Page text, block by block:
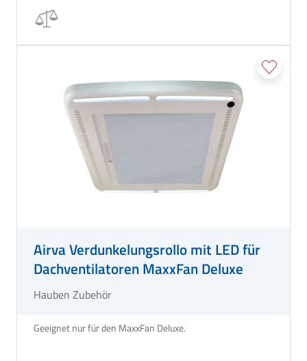
Airva Verdunkelungsrollo mit LED für
Dachventilatoren MaxxFan Deluxe
Hauben Zubehör